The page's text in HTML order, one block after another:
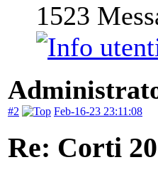
1523
#2 Feb-16-23 23:11:08
Re: Corti